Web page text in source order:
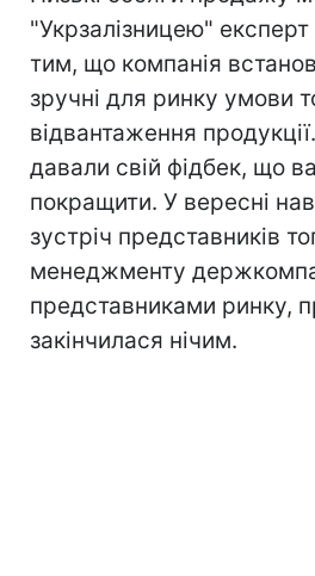
"Укрзалізницею"
тим, що компанія
зручні для ринку умови
відвантаження
давали свій фідбек, що
покращити. У вересні
зустріч представників
менеджменту
представниками ринку,
закінчилася нічим.